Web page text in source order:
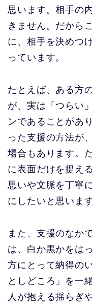
思います。相手の
きません。だから
に、相手を決めつ
っています。
たとえば、ある方
が、実は「つらい
ンであることがあ
った支援の方法が
場合もあります。
に表面だけを捉え
思いや文脈を丁寧
にしたいと思います
また、支援のなか
は、白か黒かをは
方にとって納得の
としどころ」を一
人が抱える揺らぎ